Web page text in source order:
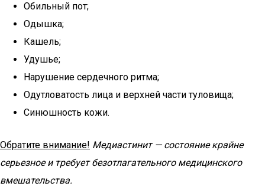
Обильный пот;
Одышка;
Кашель;
Удушье;
Нарушение сердечного ритма;
Одутловатость лица и верхней части туловища;
Синюшность кожи.
Обратите внимание! Медиастинит — состояние крайне
серьезное и требует безотлагательного медицинского
вмешательства.